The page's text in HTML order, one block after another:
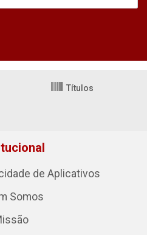
Títulos
de Aplicativos
Somos